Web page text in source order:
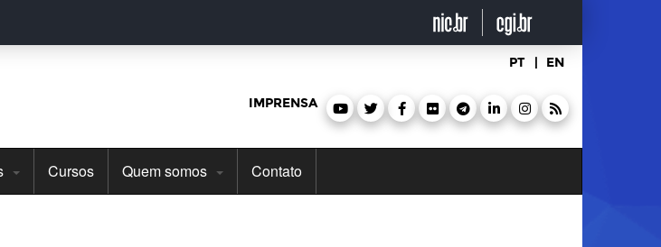
PT | EN
IMPRENSA
Cursos Quem somos Contato